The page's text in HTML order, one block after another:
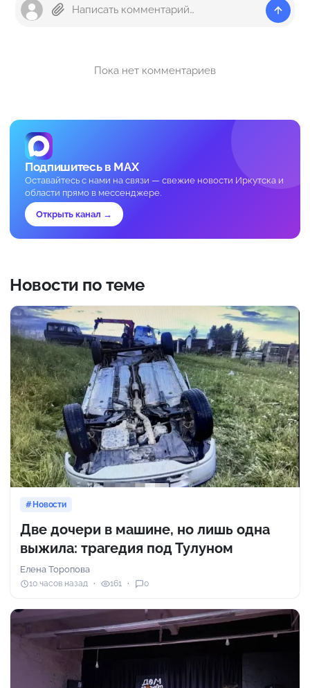
Пока нет комментариев
Подпишитесь в MAX
Оставайтесь с нами на связи — свежие новости Иркутска и
области прямо в мессенджере.
Открыть канал →
Новости по теме
Новости
Две дочери в машине, но лишь одна
выжила: трагедия под Тулуном
Елена Торопова
10 часов назад 161 0